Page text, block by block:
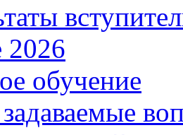
2026
обучение